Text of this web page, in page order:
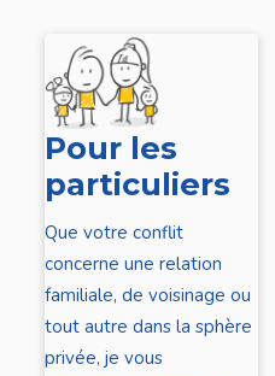
Pour les
particuliers
Que votre conflit
concerne une relation
familiale, de voisinage ou
tout autre dans la sphère
privée, je vous